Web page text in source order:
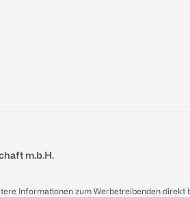
m.b.H.
Informationen zum Werbetreibenden direkt